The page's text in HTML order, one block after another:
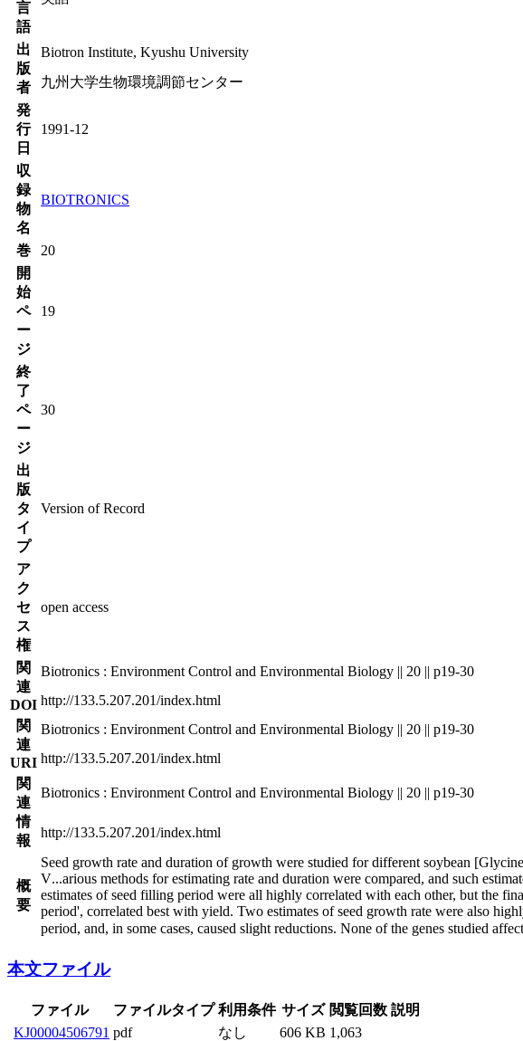
言
語
出
版
者
Biotron Institute, Kyushu University
九州大学生物環境調節センター
発
行
日
1991-12
収
録
物
名
BIOTRONICS
巻
20
開
始
ペ
ー
ジ
19
終
了
ペ
ー
ジ
30
出
版
タ
イ
プ
Version of Record
ア
ク
セ
ス
権
open access
関
連
DOI
Biotronics : Environment Control and Environmental Biology || 20 || p19-30
http://133.5.207.201/index.html
関
連
URI
Biotronics : Environment Control and Environmental Biology || 20 || p19-30
http://133.5.207.201/index.html
関
連
情
報
Biotronics : Environment Control and Environmental Biology || 20 || p19-30
http://133.5.207.201/index.html
概
要
Seed growth rate and duration of growth were studied for different soybean
V...arious methods for estimating rate and duration were compared, and such
estimates of seed filling period were all highly correlated with each other, but the
period', correlated best with yield. Two estimates of seed growth rate were also
period, and, in some cases, caused slight reductions. None of the genes studied
本文ファイル
ファイル ファイルタイプ 利用条件 サイズ 閲覧回数 説明
KJ00004506791 pdf なし 606 KB 1,063